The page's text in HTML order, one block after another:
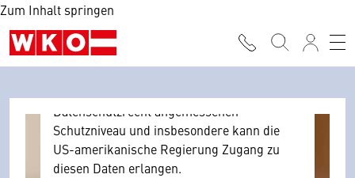
Zum Inhalt springen
Browser personenbezogene technische
Daten zu Geräten und Nutzerverhalten
mitunter mit US-amerikanischen Anbietern
Datenschutzrecht angemessenen
Schutzniveau und insbesondere kann die
US-amerikanische Regierung Zugang zu
diesen Daten erlangen.